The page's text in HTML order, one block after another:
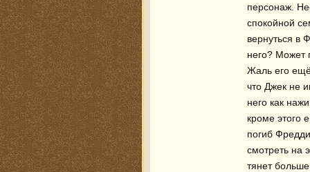
персонаж.
спокойной
вернуться в
него? Может
Жаль его ещё
что Джек не
него как
кроме этого
погиб
смотреть на
тянет